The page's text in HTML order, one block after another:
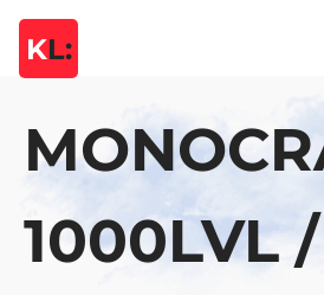
KL:
1000LVL /